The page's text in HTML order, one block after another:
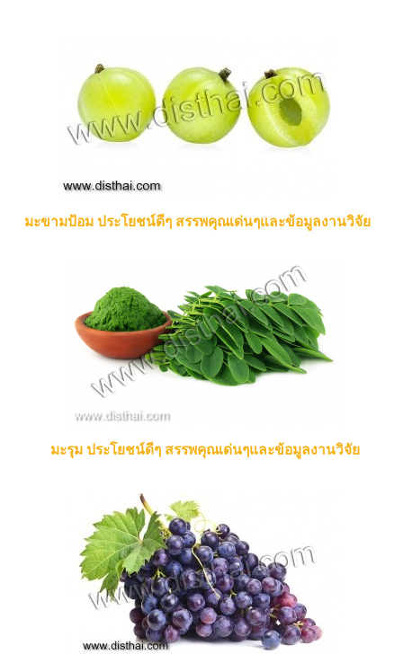
มะขามป้อม ประโยชน์ดีๆ สรรพคุณเด่นๆและข้อมูลงานวิจัย
มะรุม ประโยชน์ดีๆ สรรพคุณเด่นๆและข้อมูลงานวิจัย